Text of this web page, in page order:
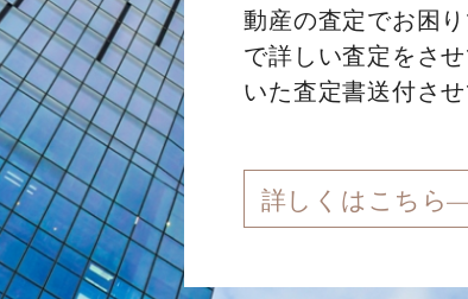
動産の査定でお困
で詳しい査定をさ
いた査定書送付さ
詳しくはこちら